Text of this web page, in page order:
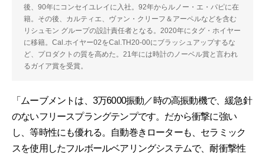
後、90年にコンセイユレイに入社。92年からルノー・エ・パピに在
籍。その後、カルティエ、ヴァン・クリーフ＆アーペルなどを含む
リシュモン グループの設計責任者となる。2020年にタグ・ホイヤー
に移籍。Cal.ホイヤー02をCal.TH20-00にブラッシュアップするな
ど、プロダクトの質を高めた。21年には時計のノーベル賞と言われ
るガイア賞を受賞。
「ムーブメントは、3万6000振動／時の高振動機で、緩急針
のないフリースプラングテンプです。だから衝撃に強い
し、等時性にも優れる。自動巻きローターも、セラミック
スを使用したフルボールベアリングシステムで、耐衝撃性